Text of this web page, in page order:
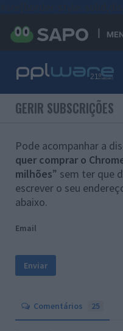
GERIR SUBSCRIÇÕES
Pode acompanhar a
quer comprar o
milhões” sem ter que
escrever o seu
abaixo.
Email
Comentários 25